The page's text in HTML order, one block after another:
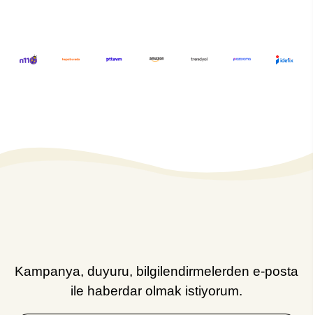
Kampanya, duyuru, bilgilendirmelerden e-posta
ile haberdar olmak istiyorum.